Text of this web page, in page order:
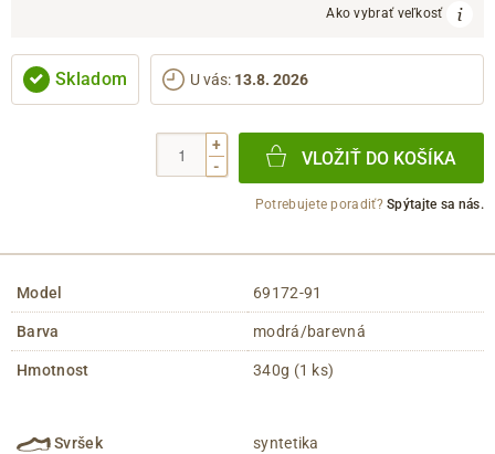
Ako vybrať veľkosť
Skladom U vás: 13.8. 2026
+
-
VLOŽIŤ DO KOŠÍKA
Potrebujete poradiť?Spýtajte sa nás.
Model 69172-91
Barva modrá/barevná
Hmotnost 340g (1 ks)
Svršek syntetika